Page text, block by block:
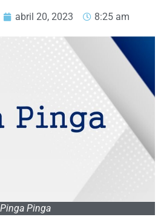
abril 20, 2023 8:25 am
Pinga Pinga